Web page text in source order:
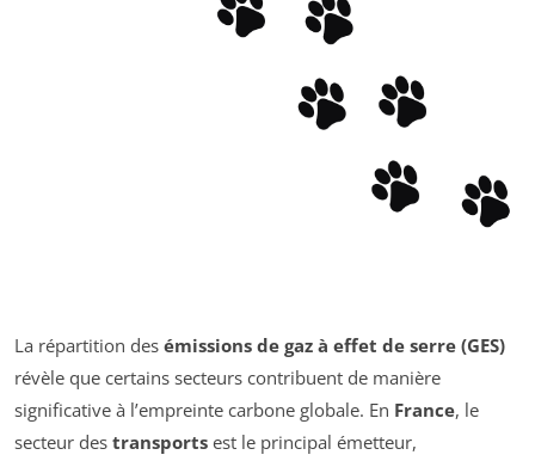
La répartition des émissions de gaz à effet de serre (GES)
révèle que certains secteurs contribuent de manière
significative à l’empreinte carbone globale. En France, le
secteur des transports est le principal émetteur,